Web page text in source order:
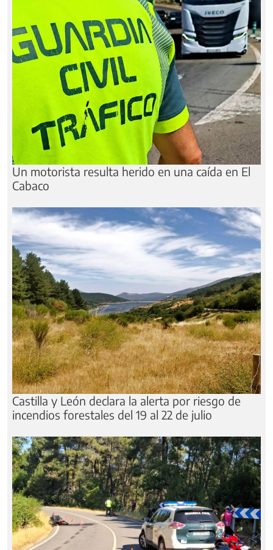
Un motorista resulta herido en una caída en El
Cabaco
Castilla y León declara la alerta por riesgo de
incendios forestales del 19 al 22 de julio